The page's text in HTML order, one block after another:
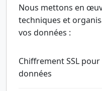
Nous mettons en
techniques et
vos données :
Chiffrement SSL
données